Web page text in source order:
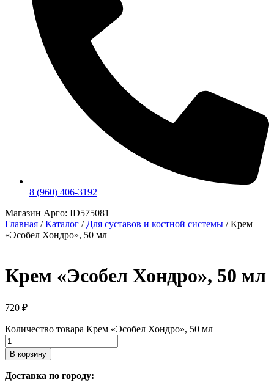
8 (960) 406-3192
Магазин Арго: ID575081
Главная / Каталог / Для суставов и костной системы / Крем
«Эсобел Хондро», 50 мл
Крем «Эсобел Хондро», 50 мл
720 ₽
Количество товара Крем «Эсобел Хондро», 50 мл
В корзину
Доставка по городу: